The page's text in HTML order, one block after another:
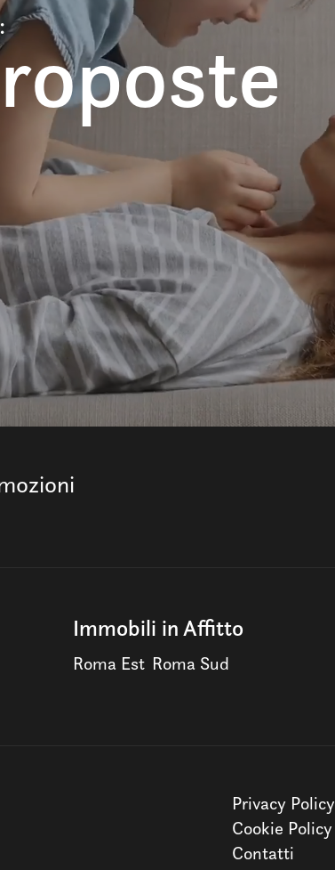
Immobili in Affitto
Roma Est Roma Sud
Privacy Policy
Cookie Policy
Contatti